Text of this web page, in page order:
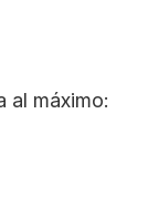
al máximo: